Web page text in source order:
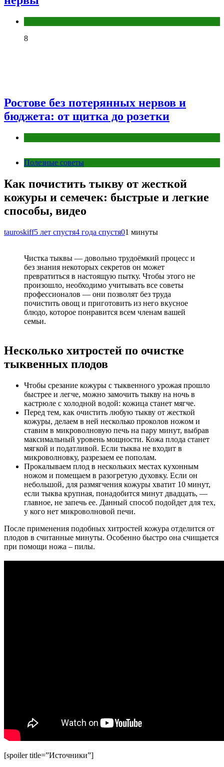
8
Ростове без потерянных нервов и
бюджета: от щитка до розетки
Полезные советы
Как почистить тыкву от жесткой
кожуры и семечек: быстрые и легкие
способы, видео
tauroskiff5 лет спустя4 года спустя01 минуты
Чистка тыквы — довольно трудоёмкий процесс и
без знания некоторых секретов он может
превратиться в настоящую пытку. Чтобы этого не
произошло, необходимо учитывать все советы
профессионалов — они позволят без труда
почистить овощ и приготовить из него вкусное
блюдо, которое понравится всем членам вашей
семьи.
Несколько хитростей по очистке
тыквенных плодов
Чтобы срезание кожуры с тыквенного урожая прошло
быстрее и легче, можно замочить тыкву на ночь в
кастрюле с холодной водой: кожица станет мягче.
Перед тем, как очистить любую тыкву от жесткой
кожуры, делаем в ней несколько проколов ножом и
ставим в микроволновую печь на пару минут, выбрав
максимальный уровень мощности. Кожа плода станет
мягкой и податливой. Если тыква не входит в
микроволновку, разрезаем ее пополам.
Прокалываем плод в нескольких местах кухонным
ножом и помещаем в разогретую духовку. Если он
небольшой, для размягчения кожуры хватит 10 минут,
если тыква крупная, понадобится минут двадцать, —
главное, не запечь ее. Данный способ подойдет для тех,
у кого нет микроволновой печи.
После применения подобных хитростей кожура отделится от
плодов в считанные минуты. Особенно быстро она счищается
при помощи ножа – пилы.
[spoiler title=”Источники”]